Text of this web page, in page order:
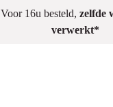
Voor 16u besteld,zelfde
verwerkt*